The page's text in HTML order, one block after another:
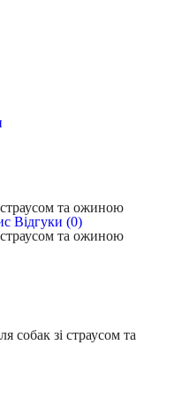
страусом та ожиною
Відгуки (0)
страусом та ожиною
собак зі страусом та